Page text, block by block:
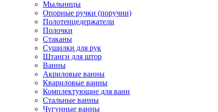
Мыльницы
Опорные ручки (поручни)
Полотенцедержатели
Полочки
Стаканы
Сушилки для рук
Штанги для штор
Ванны
Акриловые ванны
Квариловые ванны
Комплектующие для ванн
Стальные ванны
Чугунные ванны